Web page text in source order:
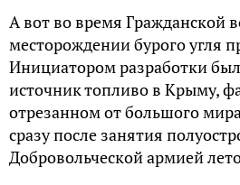
А вот во время Гражданской
месторождении бурого угля
Инициатором разработки
источник топливо в Крыму,
отрезанном от большого
сразу после занятия
Добровольческой армией